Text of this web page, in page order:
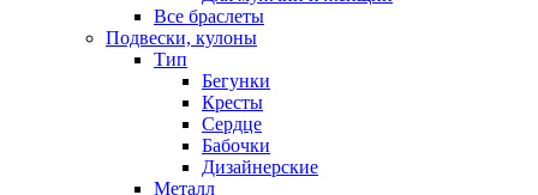
Все браслеты
Подвески, кулоны
Тип
Бегунки
Кресты
Сердце
Бабочки
Дизайнерские
Металл